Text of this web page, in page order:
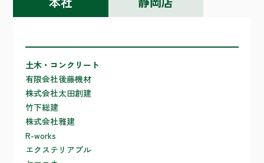
土木・コンクリート
有限会社後藤機材
株式会社太田創建
竹下総建
株式会社雅建
R-works
エクステリアプル